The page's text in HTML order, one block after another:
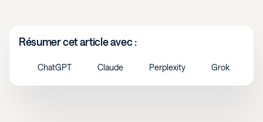
Résumer cet article avec :
ChatGPT Claude Perplexity Grok